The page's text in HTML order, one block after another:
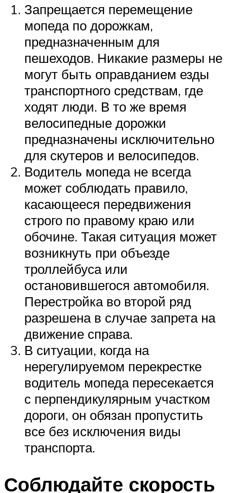
Запрещается перемещение
мопеда по дорожкам,
предназначенным для
пешеходов. Никакие размеры не
могут быть оправданием езды
транспортного средствам, где
ходят люди. В то же время
велосипедные дорожки
предназначены исключительно
для скутеров и велосипедов.
Водитель мопеда не всегда
может соблюдать правило,
касающееся передвижения
строго по правому краю или
обочине. Такая ситуация может
возникнуть при объезде
троллейбуса или
остановившегося автомобиля.
Перестройка во второй ряд
разрешена в случае запрета на
движение справа.
В ситуации, когда на
нерегулируемом перекрестке
водитель мопеда пересекается
с перпендикулярным участком
дороги, он обязан пропустить
все без исключения виды
транспорта.
Соблюдайте скорость